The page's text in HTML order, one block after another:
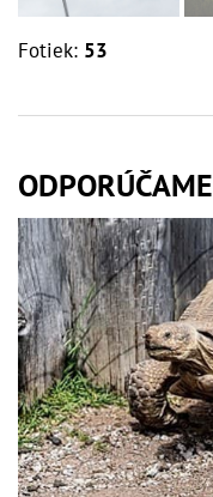
Fotiek: 53
ODPORÚČAME